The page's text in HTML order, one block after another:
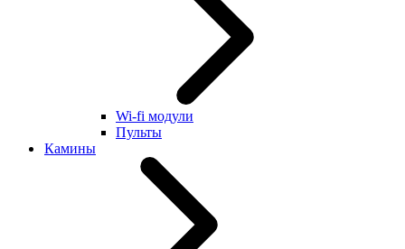
Wi-fi модули
Пульты
Камины